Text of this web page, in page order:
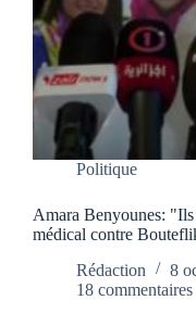
Politique
Amara Benyounes:
médical contre
Rédaction
8
18 commentaires